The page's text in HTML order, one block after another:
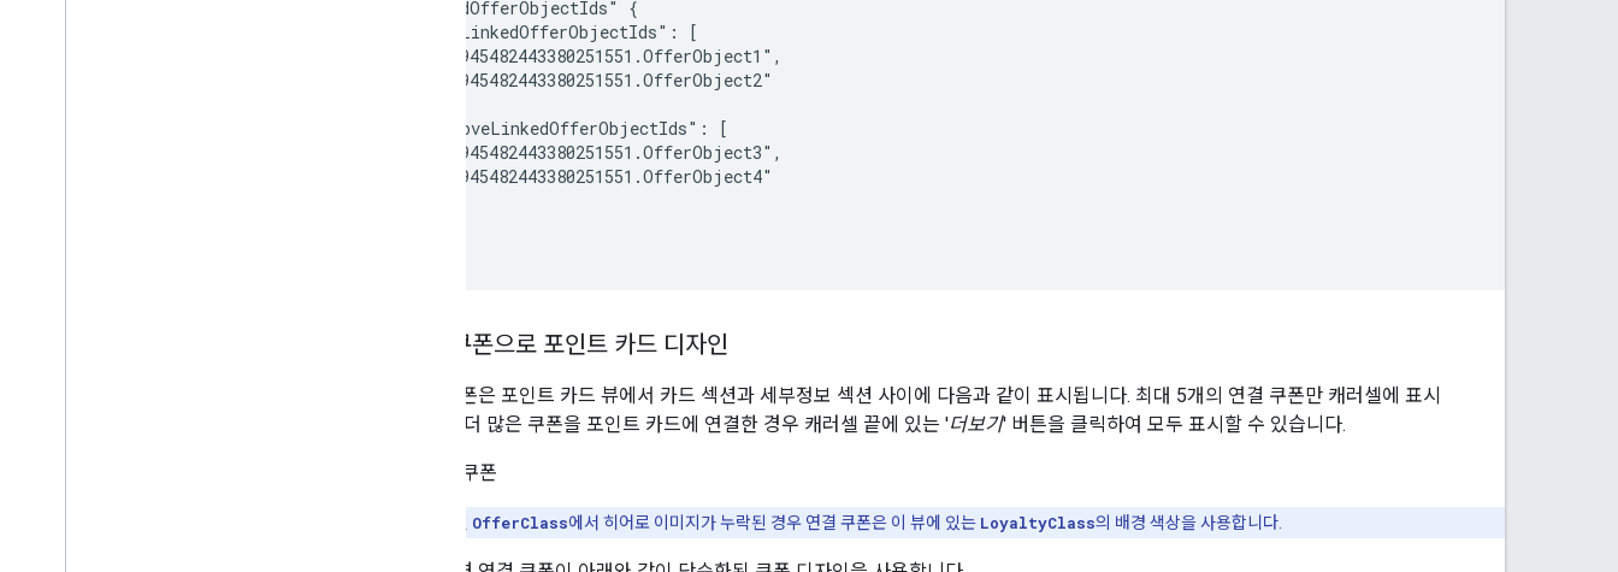
  "linkedOfferObjectIds" {
    "addLinkedOfferObjectIds": [
      "2945482443380251551.OfferObject1",
      "2945482443380251551.OfferObject2"
    "removeLinkedOfferObjectIds": [
      "2945482443380251551.OfferObject3",
      "2945482443380251551.OfferObject4"
연결 쿠폰으로 포인트 카드 디자인
연결 쿠폰은 포인트 카드 뷰에서 카드 섹션과 세부정보 섹션 사이에 다음과 같이 표시됩니다. 최대 5개의 연결 쿠폰만 캐러셀에 표시
됩니다. 더 많은 쿠폰을 포인트 카드에 연결한 경우 캐러셀 끝에 있는 '더보기' 버튼을 클릭하여 모두 표시할 수 있습니다.
OfferClass에서 히어로 이미지가 누락된 경우 연결 쿠폰은 이 뷰에 있는 LoyaltyClass의 배경 색상을 사용합니다.